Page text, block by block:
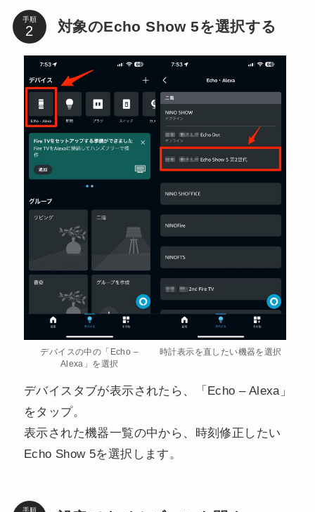
手順 対象のEcho Show 5を選択する
デバイスの中の「Echo –
Alexa」を選択
時計表示を直したい機器を選択
デバイスタブが表示されたら、「Echo – Alexa」
をタップ。
表示された機器一覧の中から、時刻修正したい
Echo Show 5を選択します。
手順